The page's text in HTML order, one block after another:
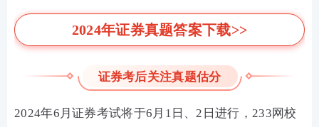
2024年证券真题答案下载>>
证券考后关注真题估分
2024年6月证券考试将于6月1日、2日进行， 233网校